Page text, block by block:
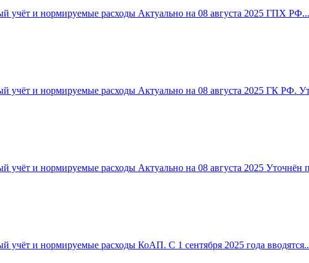
и нормируемые расходы Актуально на 08 августа 2025 ГПХ
и нормируемые расходы Актуально на 08 августа 2025 ГК РФ.
и нормируемые расходы Актуально на 08 августа 2025 Уточнён
и нормируемые расходы КоАП. С 1 сентября 2025 года